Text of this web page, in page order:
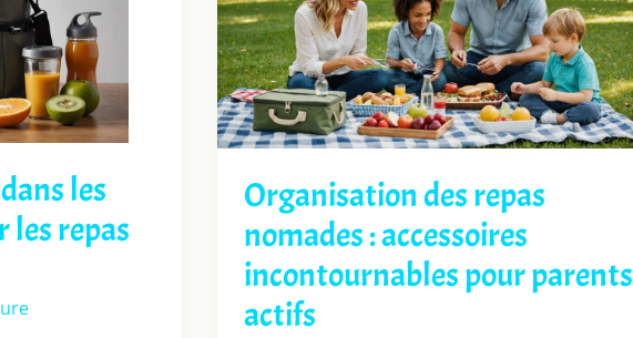
les
les repas
Organisation des repas
nomades : accessoires
incontournables pour parents
actifs